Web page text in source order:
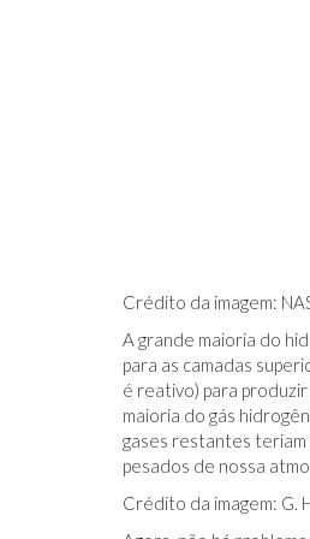
Crédito da imagem:
A grande maioria do
para as camadas
é reativo) para
maioria do gás
gases restantes teriam
pesados ​​de nossa
Crédito da imagem: G.